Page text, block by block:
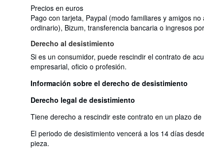
Precios en euros
Pago con tarjeta, Paypal (modo familiares y amigos
ordinario), Bizum, transferencia bancaria o ingresos
Derecho al desistimiento
Si es un consumidor, puede rescindir el contrato de
empresarial, oficio o profesión.
Información sobre el derecho de desistimiento
Derecho legal de desistimiento
Tiene derecho a rescindir este contrato en un plazo
El periodo de desistimiento vencerá a los 14 días
pieza.